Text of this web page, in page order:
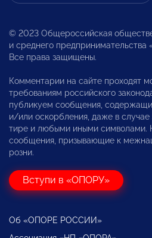
© 2023 Общероссийская
и среднего
Все права защищены.
Комментарии на сайте проходят
требованиям российского
публикуем сообщения,
и/или оскорбления, даже в случае
тире и любыми иными символами.
сообщения, призывающие к
розни.
Вступи в «ОПОРУ»
Об «ОПОРЕ РОССИИ»